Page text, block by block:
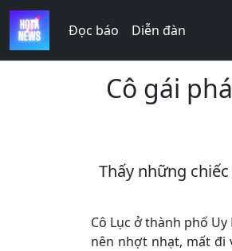
Đọc báo Diễn đàn
Cô gái
Thấy những
Cô Lục ở thành phố
nên nhợt nhạt, mất đi